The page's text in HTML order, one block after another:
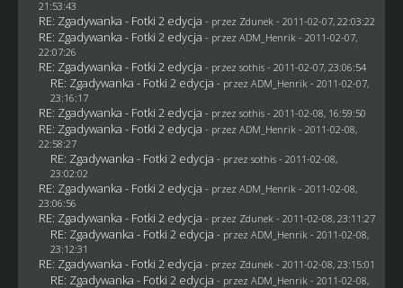
21:53:43
RE: Zgadywanka - Fotki 2 edycja - przez Zdunek - 2011-02-07, 22:03:22
RE: Zgadywanka - Fotki 2 edycja - przez ADM_Henrik - 2011-02-07,
22:07:26
RE: Zgadywanka - Fotki 2 edycja - przez sothis- 2011-02-07, 23:06:54
RE: Zgadywanka - Fotki 2 edycja - przez ADM_Henrik - 2011-02-07,
23:16:17
RE: Zgadywanka - Fotki 2 edycja - przez sothis- 2011-02-08, 16:59:50
RE: Zgadywanka - Fotki 2 edycja - przez ADM_Henrik - 2011-02-08,
22:58:27
RE: Zgadywanka - Fotki 2 edycja - przez sothis- 2011-02-08,
23:02:02
RE: Zgadywanka - Fotki 2 edycja - przez ADM_Henrik - 2011-02-08,
23:06:56
RE: Zgadywanka - Fotki 2 edycja - przez Zdunek - 2011-02-08, 23:11:27
RE: Zgadywanka - Fotki 2 edycja - przez ADM_Henrik - 2011-02-08,
23:12:31
RE: Zgadywanka - Fotki 2 edycja - przez Zdunek - 2011-02-08, 23:15:01
RE: Zgadywanka - Fotki 2 edycja - przez ADM_Henrik - 2011-02-08,